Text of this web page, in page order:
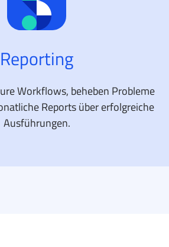
Reporting
Workflows, beheben Probleme
Reports über erfolgreiche
Ausführungen.